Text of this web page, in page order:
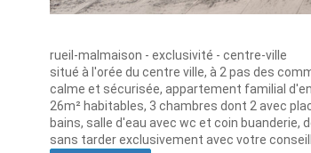
rueil-malmaison - exclusivité - centre-ville
situé à l'orée du centre ville, à 2 pas des
calme et sécurisée, appartement familial
26m² habitables, 3 chambres dont 2 avec
bains, salle d'eau avec wc et coin
sans tarder exclusivement avec votre